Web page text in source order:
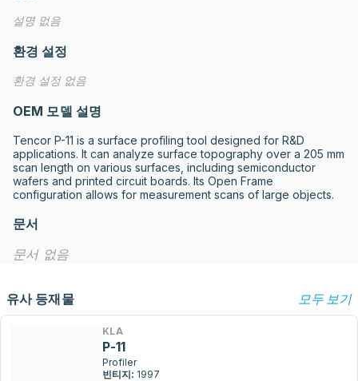
설명 없음
환경 설정
환경 설정 없음
OEM 모델 설명
Tencor P-11 is a surface profiling tool designed for R&D
applications. It can analyze surface topography over a 205 mm
scan length on various surfaces, including semiconductor
wafers and printed circuit boards. Its Open Frame
configuration allows for measurement scans of large objects.
문서
문서 없음
유사 등재물 모두 보기
KLA
P-11
Profiler
빈티지: 1997